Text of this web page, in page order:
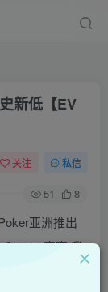
新低【EV
关注 私信
51 8
亚洲推出
和SNG赛事,我
公正的竞技环